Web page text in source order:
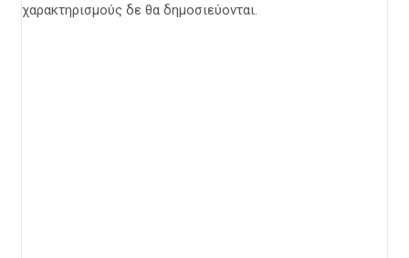
χαρακτηρισμούς δε θα δημοσιεύονται.